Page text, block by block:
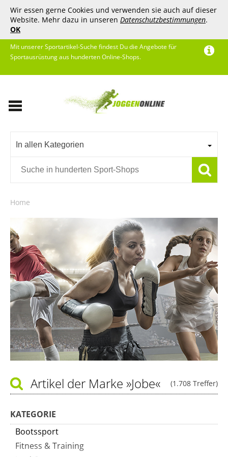
Wir essen gerne Cookies und verwenden sie auch auf dieser
Website. Mehr dazu in unseren Datenschutzbestimmungen.
OK
Mit unserer Sportartikel-Suche findest Du die Angebote für
Sportausrüstung aus hunderten Online-Shops.
In allen Kategorien
Home
(1.708 Treffer)
Artikel der Marke »Jobe«
KATEGORIE
Bootssport
Fitness & Training